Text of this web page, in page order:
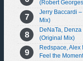
(Robert
Extended
Jerry Baccardi
Mix)
DeNaTa,
(Original Mix)
Redspace, Alex
Feel the